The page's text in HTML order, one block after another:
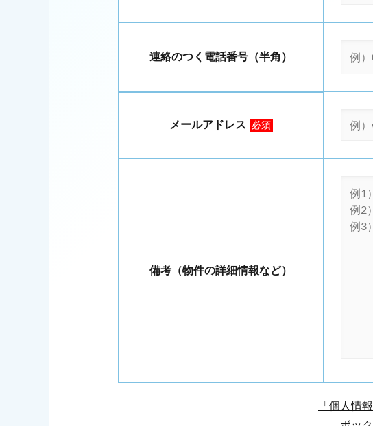
連絡のつく電話番号（半角）
メールアドレス 必須
備考（物件の詳細情報など）
「個人情